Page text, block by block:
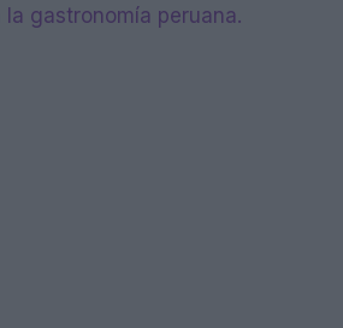
gastronomía peruana.